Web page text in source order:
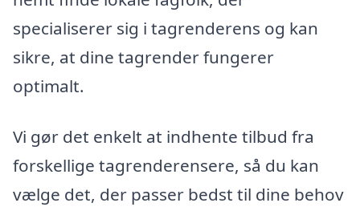
specialiserer sig i tagrenderens og kan
sikre, at dine tagrender fungerer
optimalt.
Vi gør det enkelt at indhente tilbud fra
forskellige tagrenderensere, så du kan
vælge det, der passer bedst til dine behov